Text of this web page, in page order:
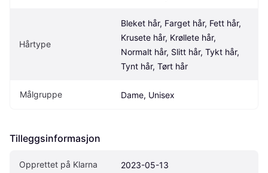
Hårtype
Bleket hår, Farget hår, Fett hår,
Krusete hår, Krøllete hår,
Normalt hår, Slitt hår, Tykt hår,
Tynt hår, Tørt hår
Målgruppe Dame, Unisex
Tilleggsinformasjon
Opprettet på Klarna 2023-05-13